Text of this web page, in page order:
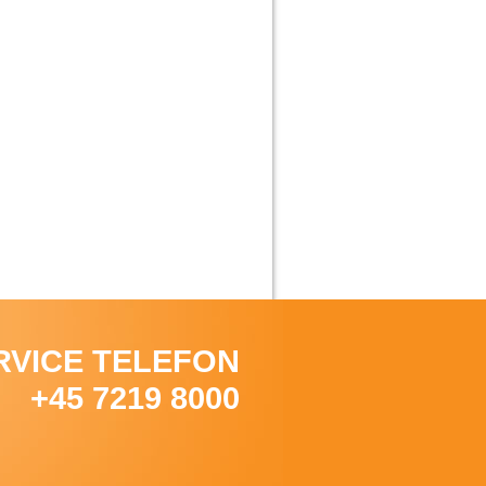
TELEFON
+45 7219 8000